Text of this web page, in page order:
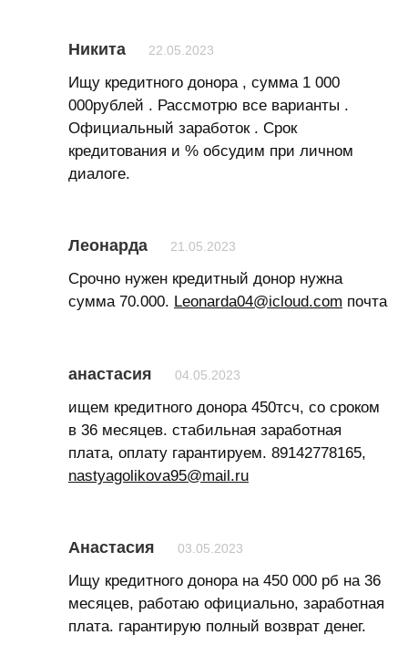
Никита 22.05.2023
Ищу кредитного донора , сумма 1 000
000рублей . Рассмотрю все варианты .
Официальный заработок . Срок
кредитования и % обсудим при личном
диалоге.
Леонарда 21.05.2023
Срочно нужен кредитный донор нужна
сумма 70.000. Leonarda04@icloud.com почта
анастасия 04.05.2023
ищем кредитного донора 450тсч, со сроком
в 36 месяцев. стабильная заработная
плата, оплату гарантируем. 89142778165,
nastyagolikova95@mail.ru
Анастасия 03.05.2023
Ищу кредитного донора на 450 000 рб на 36
месяцев, работаю официально, заработная
плата. гарантирую полный возврат денег.